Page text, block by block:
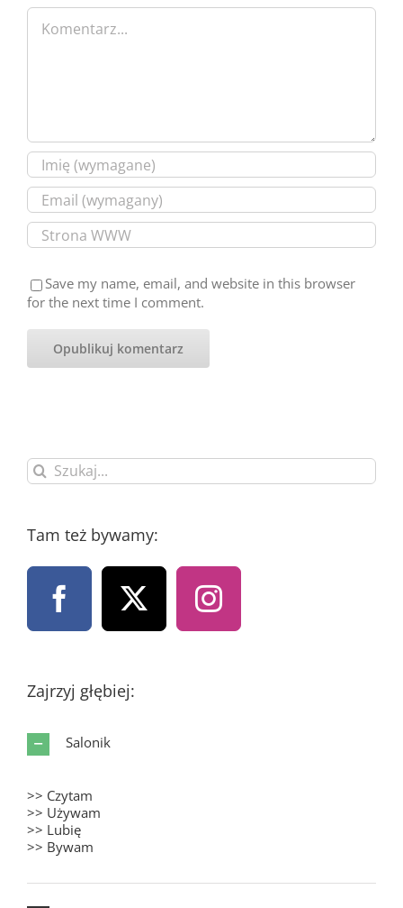
Comment
Save my name, email, and website in this browser
for the next time I comment.
Szukaj
Tam też bywamy:
Zajrzyj głębiej:
Salonik
>> Czytam
>> Używam
>> Lubię
>> Bywam